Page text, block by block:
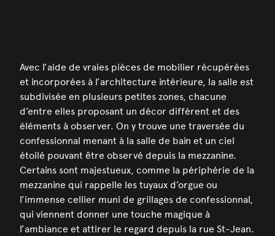
Avec l’aide de vraies pièces de mobilier récupérées
et incorporées à l’architecture intérieure, la salle est
subdivisée en plusieurs petites zones, chacune
d’entre elles proposant un décor différent et des
éléments à observer. On y trouve une traversée du
confessionnal menant à la salle de bain et un ciel
étoilé pouvant être observé depuis la mezzanine.
Certains sont majestueux, comme la périphérie de la
mezzanine qui rappelle les tuyaux d’orgue ou
l’immense cellier muni de grillages de confessionnal,
qui viennent donner une touche magique à
l’ambiance et attirer le regard depuis la rue St-Jean.